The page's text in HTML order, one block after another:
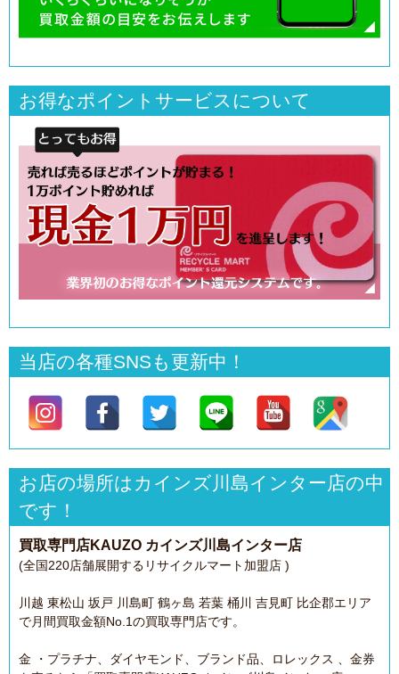
お得なポイントサービスについて
当店の各種SNSも更新中！
お店の場所はカインズ川島インター店の中
です！
買取専門店KAUZO カインズ川島インター店
(全国220店舗展開するリサイクルマート加盟店 )
川越 東松山 坂戸 川島町 鶴ヶ島 若葉 桶川 吉見町 比企郡エリア
で月間買取金額No.1の買取専門店です。
金 ・プラチナ、ダイヤモンド、ブランド品、ロレックス 、金券